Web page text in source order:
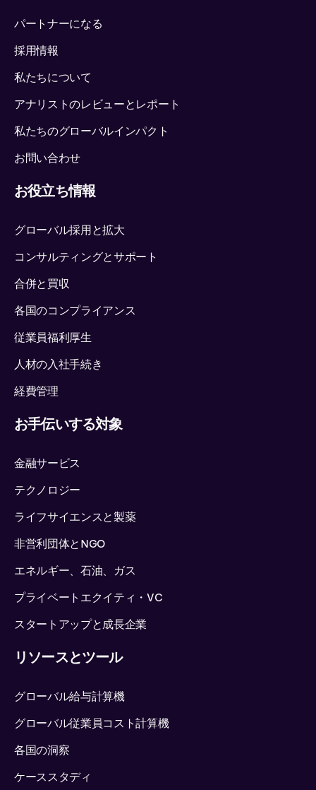
パートナーになる
採用情報
私たちについて
アナリストのレビューとレポート
私たちのグローバルインパクト
お問い合わせ
お役立ち情報
グローバル採用と拡大
コンサルティングとサポート
合併と買収
各国のコンプライアンス
従業員福利厚生
人材の入社手続き
経費管理
お手伝いする対象
金融サービス
テクノロジー
ライフサイエンスと製薬
非営利団体とNGO
エネルギー、石油、ガス
プライベートエクイティ・VC
スタートアップと成長企業
リソースとツール
グローバル給与計算機
グローバル従業員コスト計算機
各国の洞察
ケーススタディ